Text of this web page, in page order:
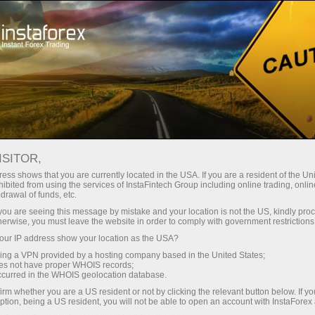
akaun segera Platform dagangan
Pedagang
Baru
Untuk Pelabur
Untuk Rakan
Niaga
100 SEMAKIN LEMAH:
“CFTC Nasdaq 100 speculative net positions” di Amerika
semakin berhati-hati terhadap indeks teknologi utama
05 Jun 2026, kedudukan bersih spekulatif telah merosot
ini menggambarkan peningkatan dalam
atas Nasdaq 100.
shows that you are currently located in the USA. If you are a resident of the
from using the services of InstaFintech Group including online trading,
of funds, etc.
are seeing this message by mistake and your location is not the US, kindly
you must leave the website in order to comply with government
IP address show your location as the USA?
a VPN provided by a hosting company based in the United States;
not have proper WHOIS records;
in the WHOIS geolocation database.
whether you are a US resident or not by clicking the relevant button below. If
being a US resident, you will not be able to open an account with InstaForex